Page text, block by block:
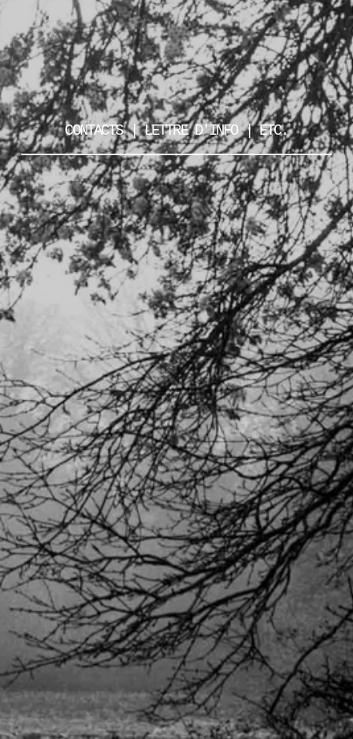
CONTACTS | LETTRE D'INFO | ETC.